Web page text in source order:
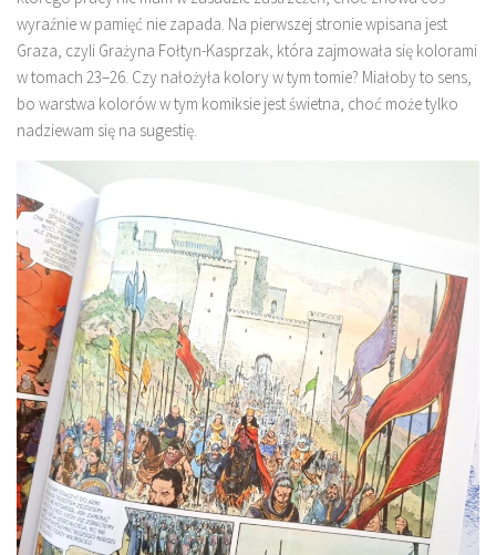
wyraźnie w pamięć nie zapada. Na pierwszej stronie wpisana jest
Graza, czyli Grażyna Fołtyn-Kasprzak, która zajmowała się kolorami
w tomach 23–26. Czy nałożyła kolory w tym tomie? Miałoby to sens,
bo warstwa kolorów w tym komiksie jest świetna, choć może tylko
nadziewam się na sugestię.